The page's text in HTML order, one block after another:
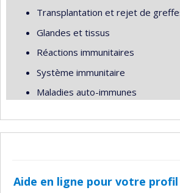
Transplantation et rejet de
Glandes et tissus
Réactions immunitaires
Système immunitaire
Maladies auto-immunes
Aide en ligne pour votre profil